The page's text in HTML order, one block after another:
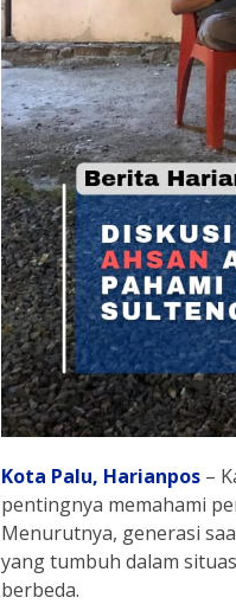
Kota Palu, Harianpos –
pentingnya memahami
Menurutnya, generasi
yang tumbuh dalam
berbeda.